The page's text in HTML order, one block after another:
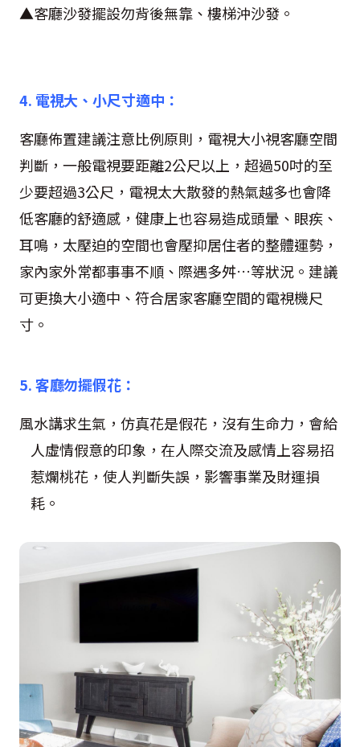
▲客廳沙發擺設勿背後無靠、樓梯沖沙發。
4. 電視大、小尺寸適中：
客廳佈置建議注意比例原則，電視大小視客廳空間
判斷，一般電視要距離2公尺以上，超過50吋的至
少要超過3公尺，電視太大散發的熱氣越多也會降
低客廳的舒適感，健康上也容易造成頭暈、眼疾、
耳鳴，太壓迫的空間也會壓抑居住者的整體運勢，
家內家外常都事事不順、際遇多舛…等狀況。建議
可更換大小適中、符合居家客廳空間的電視機尺
寸。
5.客廳勿擺假花：
風水講求生氣，仿真花是假花，沒有生命力，會給
人虛情假意的印象，在人際交流及感情上容易招
惹爛桃花，使人判斷失誤，影響事業及財運損
耗。